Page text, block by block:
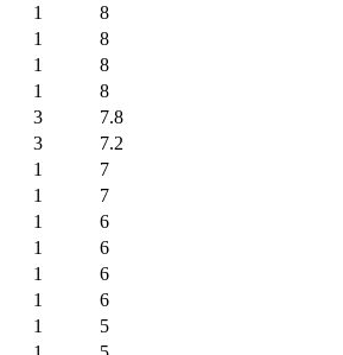
1
8
1
8
1
8
1
8
3
7.8
3
7.2
1
7
1
7
1
6
1
6
1
6
1
6
1
5